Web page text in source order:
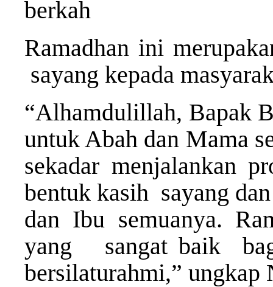
berkah
Ramadhan ini
sayang kepada
“Alhamdulillah, Bapak
untuk Abah dan Mama
sekadar menjalankan
bentuk kasih sayang
dan Ibu semuanya.
yang sangat baik
bersilaturahmi,”